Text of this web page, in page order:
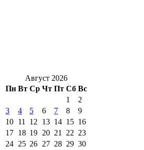
Август 2026
Пн Вт Ср Чт Пт Сб Вс
1
2
3
4 5 6 7 8
9
10 11 12 13 14 15 16
17 18 19 20 21 22 23
24 25 26 27 28 29 30